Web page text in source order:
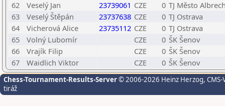
62
Veselý Jan 23739061 CZE 0 TJ Město
63
Veselý Štěpán 23737638 CZE 0 TJ Ostrava
64
Vicherová Alice 23735112 CZE 0 TJ Ostrava
65
Volný Lubomír CZE 0 ŠK Šenov
66
Vrajík Filip CZE 0 ŠK Šenov
67
Waidlich Viktor CZE 0 ŠK Šenov
Chess-Tournament-Results-Server© 2006-2026 Heinz Herzog,
tiráž